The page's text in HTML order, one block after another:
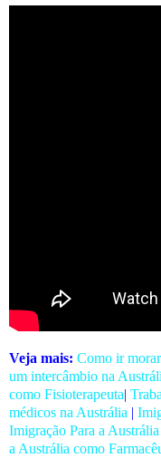
Veja mais: Como ir
um intercâmbio na
como Fisioterapeuta
médicos na Austrália
Imigração Para a
a Austrália como